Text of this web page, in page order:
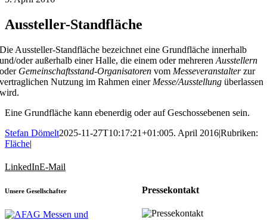
Aussteller-Standfläche
Die Aussteller-Standfläche bezeichnet eine Grundfläche innerhalb
und/oder außerhalb einer Halle, die einem oder mehrerenAusstellern
oder Gemeinschaftsstand-Organisatoren vom Messeveranstalterzur
vertraglichen Nutzung im Rahmen einer Messe/Ausstellung überlassen
wird.
Eine Grundfläche kann ebenerdig oder auf Geschossebenen sein.
Stefan Dömelt2025-11-27T10:17:21+01:005. April 2016|Rubriken:
Fläche|
LinkedInE-Mail
Pressekontakt
Unsere Gesellschafter